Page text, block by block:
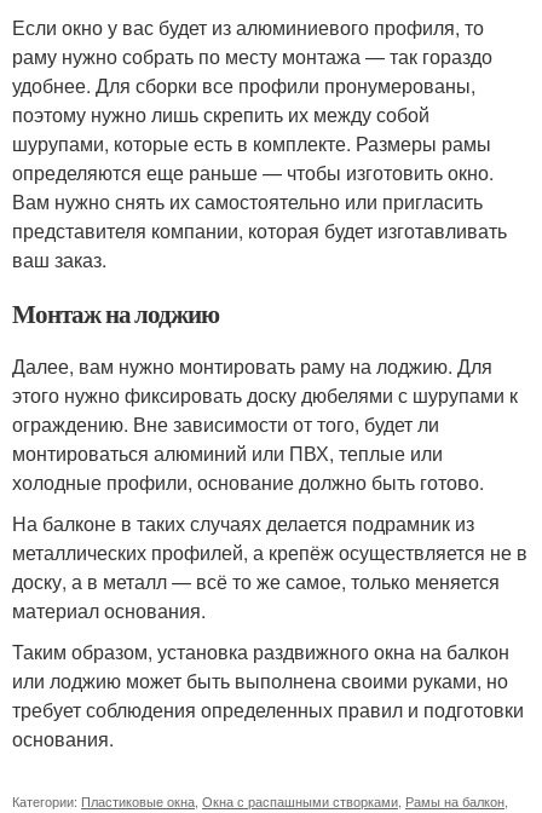
Если окно у вас будет из алюминиевого профиля, то
раму нужно собрать по месту монтажа — так гораздо
удобнее. Для сборки все профили пронумерованы,
поэтому нужно лишь скрепить их между собой
шурупами, которые есть в комплекте. Размеры рамы
определяются еще раньше — чтобы изготовить окно.
Вам нужно снять их самостоятельно или пригласить
представителя компании, которая будет изготавливать
ваш заказ.
Монтаж на лоджию
Далее, вам нужно монтировать раму на лоджию. Для
этого нужно фиксировать доску дюбелями с шурупами к
ограждению. Вне зависимости от того, будет ли
монтироваться алюминий или ПВХ, теплые или
холодные профили, основание должно быть готово.
На балконе в таких случаях делается подрамник из
металлических профилей, а крепёж осуществляется не в
доску, а в металл — всё то же самое, только меняется
материал основания.
Таким образом, установка раздвижного окна на балкон
или лоджию может быть выполнена своими руками, но
требует соблюдения определенных правил и подготовки
основания.
Категории: Пластиковые окна Окна с распашными створками Рамы на балкон